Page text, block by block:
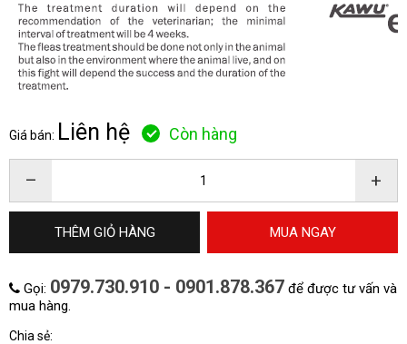
Giá bán: Liên hệ Còn hàng
– +
THÊM GIỎ HÀNG MUA NGAY
Gọi: 0979.730.910 - 0901.878.367 để được tư vấn và
mua hàng.
Chia sẻ: